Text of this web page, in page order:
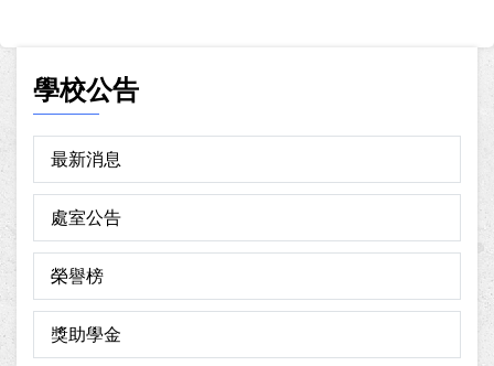
學校公告
最新消息
處室公告
榮譽榜
獎助學金